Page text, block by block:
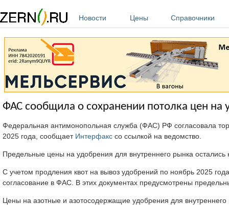
Новости
Цены Справочники
ФАС сообщила о сохранении потолка цен на
Федеральная антимонопольная служба (ФАС) РФ согласовала
2025 года, сообщает Интерфакс со ссылкой на ведомство.
Предельные цены на удобрения для внутреннего рынка остались
С учетом продления квот на вывоз удобрений по ноябрь 2025
согласование в ФАС. В этих документах предусмотрены
Цены на азотные и азотосодержащие удобрения для